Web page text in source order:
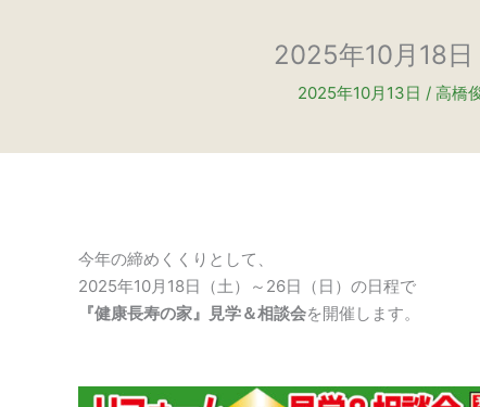
2025年10月18
2025年10月13日 / 高橋
今年の締めくくりとして、
2025年10月18日（土）～26日（日）の日程で
『健康長寿の家』見学＆相談会を開催します。